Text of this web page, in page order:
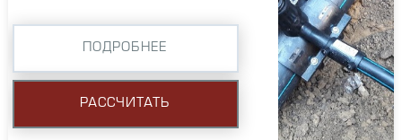
ПОДРОБНЕЕ
РАССЧИТАТЬ